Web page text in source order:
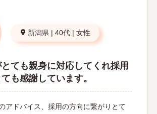
新潟県 | 40代 | 女性
ても親身に対応してくれ採用
も感謝しています。
アドバイス、採用の方向に繋がりとて